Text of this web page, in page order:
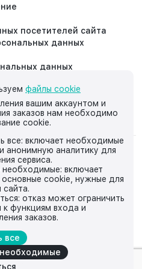
посетителей сайта
данных
данных
данных третьим
что данный интернет-сайт,
и ценах,
исключительно
при каких условиях не
определяемой положениями
Российской Федерации.
с сайта возможно
сайта
файлы cookie
вашим аккаунтом и
заказов нам необходимо
cookie.
все: включает необходимые
анонимную аналитику для
сервиса.
необходимые: включает
основные cookie, нужные для
сайта.
отказ может ограничить
к функциям входа и
заказов.
все